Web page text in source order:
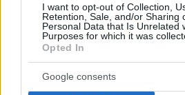
I want to opt-out of Collection,
Retention, Sale, and/or Sharing
Personal Data that Is Unrelated
Purposes for which it was
Opted In
Google consents
ΤΑ ΠΙΟ ΔΗΜΟΦΙΛΗ